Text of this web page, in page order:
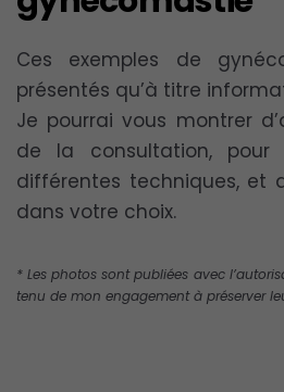
Ces exemples de
présentés qu’à titre
Je pourrai vous montrer
de la consultation, pour
différentes techniques, et
dans votre choix.
* Les photos sont publiées avec
tenu de mon engagement à préserver